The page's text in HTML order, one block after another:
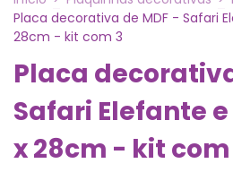
Placa decorativa de MDF - Safari
28cm - kit com 3
Placa
Safari Elefante
x 28cm - kit com